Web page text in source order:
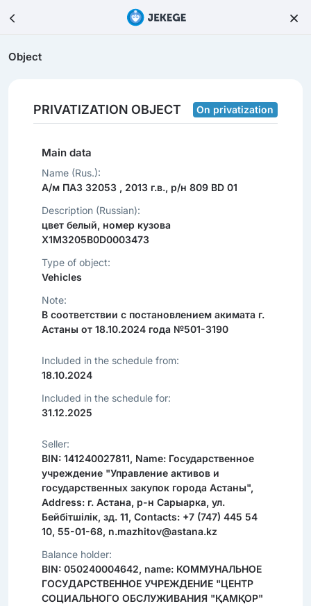
Object
PRIVATIZATION OBJECT On privatization
Main data
Name (Rus.):
А/м ПАЗ 32053 , 2013 г.в., р/н 809 BD 01
Description (Russian):
цвет белый, номер кузова
X1M3205B0D0003473
Type of object:
Vehicles
Note:
В соответствии с постановлением акимата г.
Астаны от 18.10.2024 года №501-3190
Included in the schedule from:
18.10.2024
Included in the schedule for:
31.12.2025
Seller:
BIN: 141240027811, Name: Государственное
учреждение "Управление активов и
государственных закупок города Астаны",
Address: г. Астана, р-н Сарыарка, ул.
Бейбітшілік, зд. 11, Contacts: +7 (747) 445 54
10, 55-01-68, n.mazhitov@astana.kz
Balance holder:
BIN: 050240004642, name: КОММУНАЛЬНОЕ
ГОСУДАРСТВЕННОЕ УЧРЕЖДЕНИЕ "ЦЕНТР
СОЦИАЛЬНОГО ОБСЛУЖИВАНИЯ "ҚАМҚОР"